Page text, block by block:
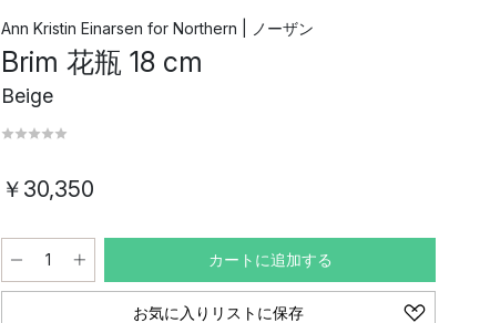
Ann Kristin Einarsen for Northern | ノーザン
Brim 花瓶 18 cm
Beige
￥30,350
カートに追加する
お気に入りリストに保存